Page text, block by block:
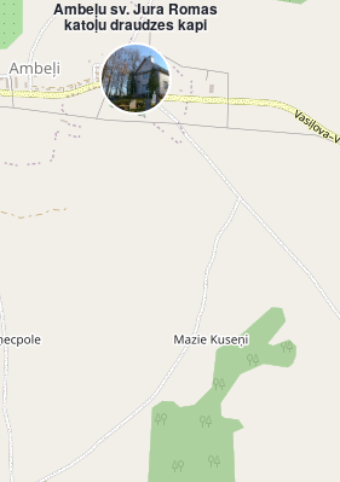
Ambeļu sv. Jura Romas
katoļu draudzes kapi